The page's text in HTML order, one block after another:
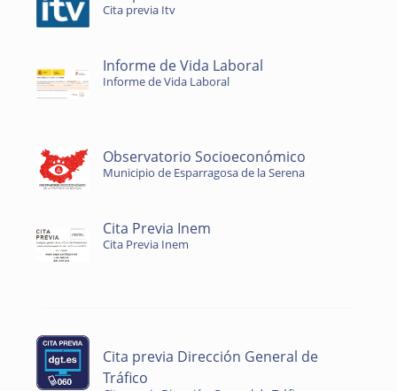
Cita previa Itv
Informe de Vida Laboral
Informe de Vida Laboral
Observatorio Socioeconómico
Municipio de Esparragosa de la Serena
Cita Previa Inem
Cita Previa Inem
Cita previa Dirección General de
Tráfico